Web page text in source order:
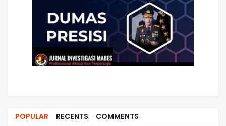
POPULAR RECENTS COMMENTS